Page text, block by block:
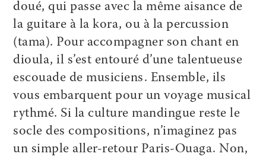
doué, qui passe avec la même aisance de
la guitare à la kora, ou à la percussion
(tama). Pour accompagner son chant en
dioula, il s’est entouré d’une talentueuse
escouade de musiciens. Ensemble, ils
vous embarquent pour un voyage musical
rythmé. Si la culture mandingue reste le
socle des compositions, n’imaginez pas
un simple aller-retour Paris-Ouaga. Non,